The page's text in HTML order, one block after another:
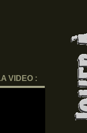
VIDEO :